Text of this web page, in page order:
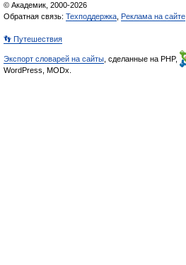
© Академик, 2000-2026
Обратная связь: Техподдержка Реклама на сайте
👣 Путешествия
Экспорт словарей на сайты , сделанные на PHP,
WordPress, MODx.